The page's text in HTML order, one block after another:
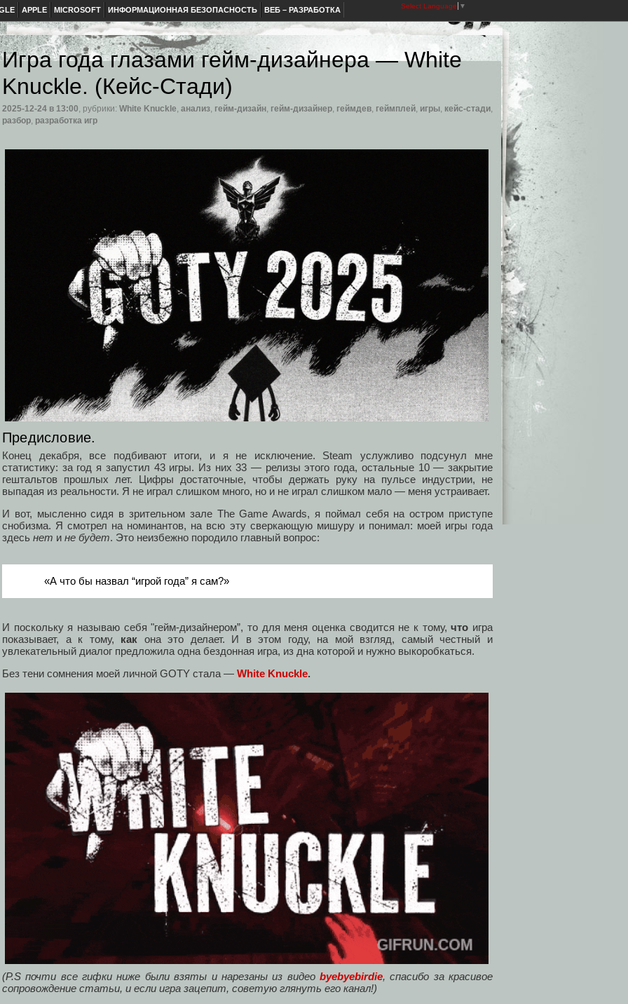
APPLE MICROSOFT ИНФОРМАЦИОННАЯ БЕЗОПАСНОСТЬ ВЕБ – РАЗРАБОТКА Select Language ▼
Игра года глазами гейм-дизайнера — White
Knuckle. (Кейс-Стади)
2025-12-24 в 13:00, рубрики: White Knuckle, анализ, гейм-дизайн, гейм-дизайнер, геймдев, геймплей, игры, кейс-стади,
разбор, разработка игр
Предисловие.
Конец декабря, все подбивают итоги, и я не исключение. Steam услужливо подсунул мне
статистику: за год я запустил 43 игры. Из них 33 — релизы этого года, остальные 10 — закрытие
гештальтов прошлых лет. Цифры достаточные, чтобы держать руку на пульсе индустрии, не
выпадая из реальности. Я не играл слишком много, но и не играл слишком мало — меня устраивает.
И вот, мысленно сидя в зрительном зале The Game Awards, я поймал себя на остром приступе
снобизма. Я смотрел на номинантов, на всю эту сверкающую мишуру и понимал: моей игры года
здесь нет и не будет. Это неизбежно породило главный вопрос:
«А что бы назвал “игрой года” я сам?»
И поскольку я называю себя "гейм-дизайнером”, то для меня оценка сводится не к тому,что игра
показывает, а к тому, как она это делает. И в этом году, на мой взгляд, самый честный и
увлекательный диалог предложила одна бездонная игра, из дна которой и нужно выкоробкаться.
Без тени сомнения моей личной GOTY стала — White Knuckle.
(P.S почти все гифки ниже были взяты и нарезаны из видео byebyebirdie, спасибо за красивое
сопровождение статьи, и если игра зацепит, советую глянуть его канал!)